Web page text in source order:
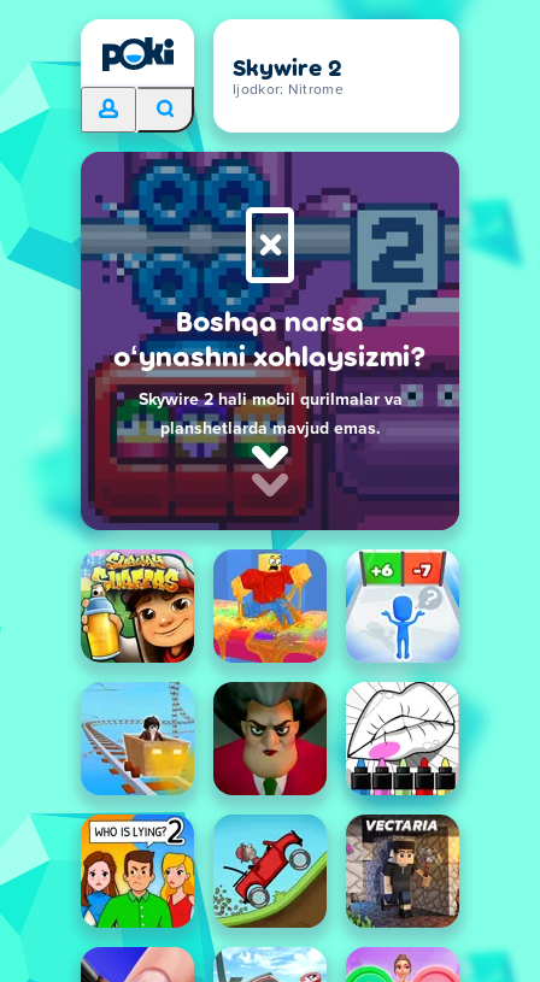
Skywire 2
Ijodkor: Nitrome
Boshqa narsa
oʻynashni xohlaysizmi?
Skywire 2 hali mobil qurilmalar va
planshetlarda mavjud emas.